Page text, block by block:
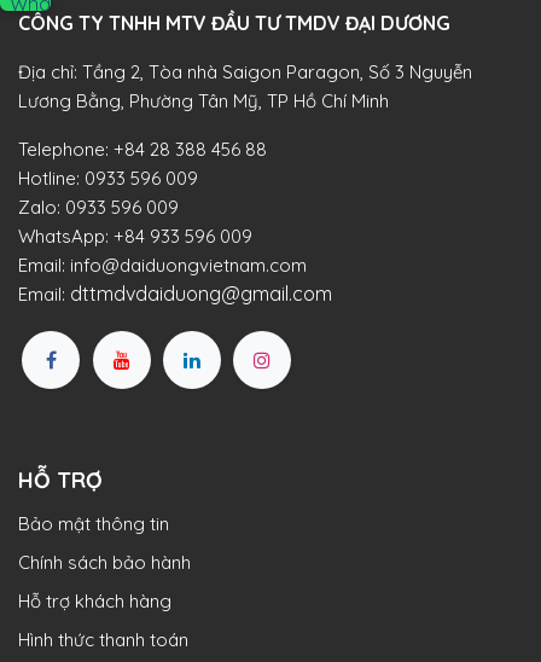
CÔNG TY TNHH MTV ĐẦU TƯ TMDV ĐẠI DƯƠNG​
Địa chỉ: Tầng 2, Tòa nhà Saigon Paragon, Số 3 Nguyễn
Lương Bằng, Phường Tân Mỹ, TP Hồ Chí Minh
Telephone: +84 28 388 456 88
Hotline: 0933 596 009
Zalo: 0933 596 009
WhatsApp: +84 933 596 009
Email: info@daiduongvietnam.com
Email: dttmdvdaiduong@gmail.com
HỖ TRỢ
Bảo mật thông tin
Chính sách bảo hành
Hỗ trợ khách hàng
Hình thức thanh toán